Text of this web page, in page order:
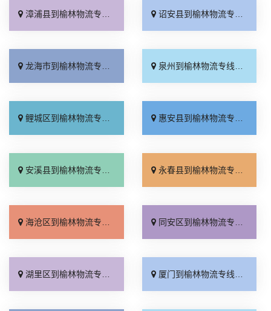
漳浦县到榆林物流专线_天天发车「整车配货」 诏安县到榆林物流专线_计费标准「全境到达」
龙海市到榆林物流专线_服务周到「送货上门」 泉州到榆林物流专线_要多少钱「零担配货」
鲤城区到榆林物流专线_收费介绍「几天到达」 惠安县到榆林物流专线_运价实惠「快速直达」
安溪县到榆林物流专线_定点发车「整车配货」 永春县到榆林物流专线_准时到货「需要几天」
海沧区到榆林物流专线_保证时效「多少一吨」 同安区到榆林物流专线_多年经验「资质齐全」
湖里区到榆林物流专线_全程定位「门到门配送」 厦门到榆林物流专线_直达到站「全境到达」